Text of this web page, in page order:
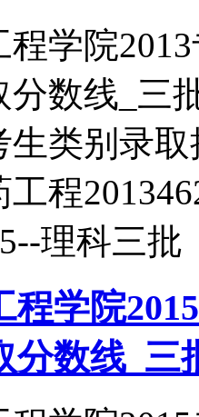
程学院
分数线_三
类别录取
程
理科三批
程学院
分数线_三